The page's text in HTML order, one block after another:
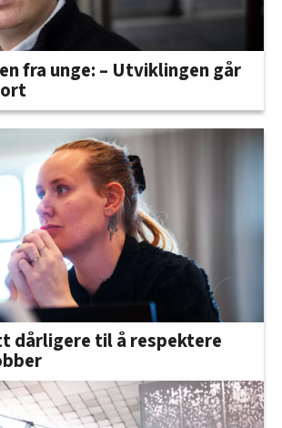
fra unge: – Utviklingen går
dårligere til å respektere